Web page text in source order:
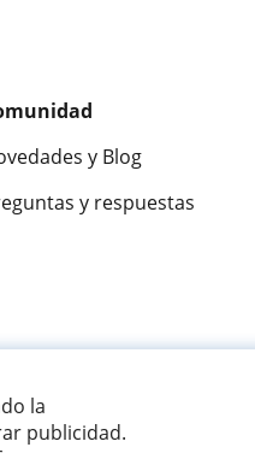
la
publicidad.
y Blog
y respuestas